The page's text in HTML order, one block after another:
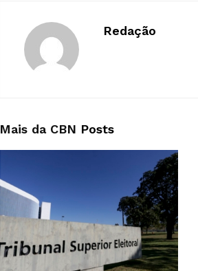
Redação
Mais da CBN Posts